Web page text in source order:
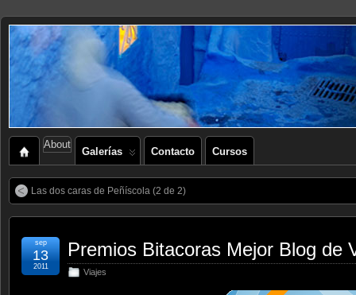
About
Galerías Contacto Cursos
Las dos caras de Peñíscola (2 de 2)
Premios Bitacoras Mejor Blog de
Viajes
sep
13
2011